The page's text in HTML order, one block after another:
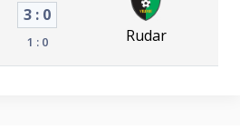
3 : 0
1 : 0 Rudar